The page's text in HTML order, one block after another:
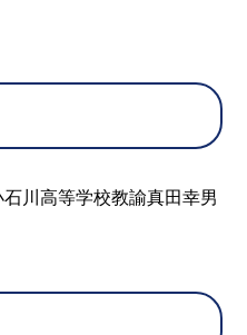
川高等学校教諭真田幸男